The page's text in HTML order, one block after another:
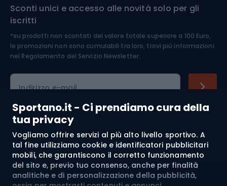
Sportano.it - Ci prendiamo cura della
tua privacy
Vogliamo offrire servizi al più alto livello sportivo. A
tal fine utilizziamo cookie e identificatori pubblicitari
mobili, che garantiscono il corretto funzionamento
del sito e, previo tuo consenso, anche per finalità
analitiche e di personalizzazione della pubblicità,
Medicina dello sport
Abbigliamento ciclistico
Sconti unici e accesso alle novità solo per gli
iscritti
*su prodotti non scontati del valore totale superiore a 100 Euro,
le promozioni non sono cumulabili tra loro, trovi più informazioni
nel Regolamento del Servizio Newsletter.
Indirizzo e-mail
Acquisti
Servizio clienti
Regolamento